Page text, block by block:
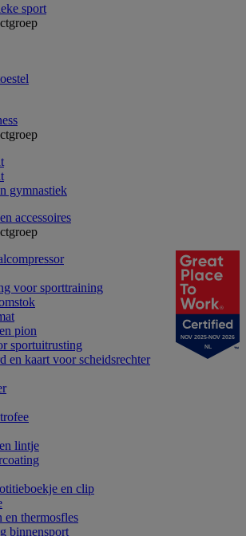
sport
gymnastiek
accessoires
voor sporttraining
pion
sportuitrusting
en kaart voor scheidsrechter
lintje
en clip
en thermosfles
binnensport
NOV 2025-NOV 2026
NL